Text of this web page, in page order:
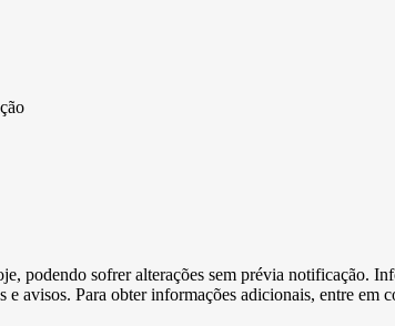
podendo sofrer alterações sem prévia notificação.
avisos. Para obter informações adicionais, entre